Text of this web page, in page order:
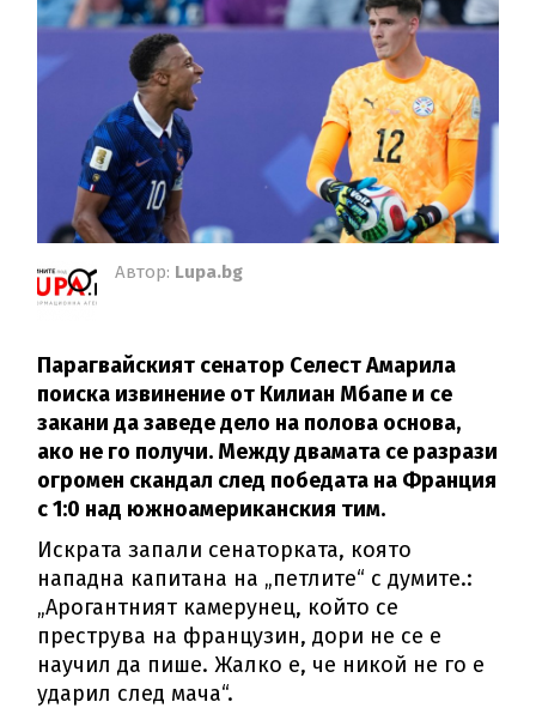
Автор: Lupa.bg
Парагвайският сенатор Селест Амарила
поиска извинение от Килиан Мбапе и се
закани да заведе дело на полова основа,
ако не го получи. Между двамата се разрази
огромен скандал след победата на Франция
с 1:0 над южноамериканския тим.
Искрата запали сенаторката, която
нападна капитана на „петлите“ с думите.:
„Арогантният камерунец, който се
преструва на французин, дори не се е
научил да пише. Жалко е, че никой не го е
ударил след мача“.